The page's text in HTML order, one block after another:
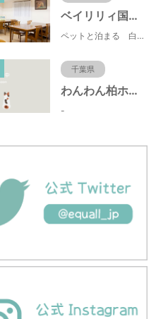
ベイリリィ国民宿舎しらゆり荘
ペットと泊まる 白浜温泉 ベイリリィ国民宿舎しらゆり荘
千葉県
わんわん柏ホームビレッジ（老犬ホーム・老犬ホテル）
-